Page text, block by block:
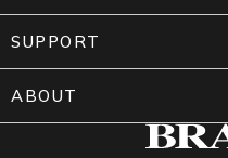
SUPPORT
ABOUT